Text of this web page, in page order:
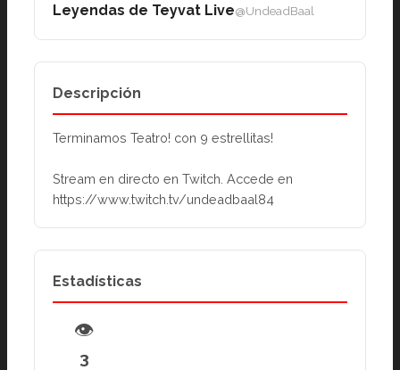
Leyendas de Teyvat Live@UndeadBaal
Descripción
Terminamos Teatro! con 9 estrellitas!
Stream en directo en Twitch. Accede en
https://www.twitch.tv/undeadbaal84
Estadísticas
👁
3